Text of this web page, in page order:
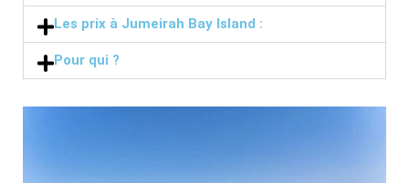
Les prix à Jumeirah Bay Island :
Pour qui ?